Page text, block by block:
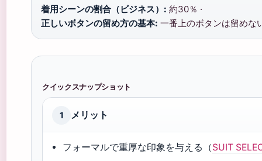
着用シーンの割合（ビジネス）: 約30％ ·
正しいボタンの留め方の基本: 一番上のボタンは留めな
クイックスナップショット
1 メリット
フォーマルで重厚な印象を与える（SUIT